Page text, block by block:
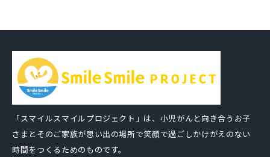
「スマイルスマイルプロジェクト」は、小児がんと向き合うお子
さまとそのご家族が思い出の場所で笑顔で過ごしかけがえのない
時間をつくるためのものです。